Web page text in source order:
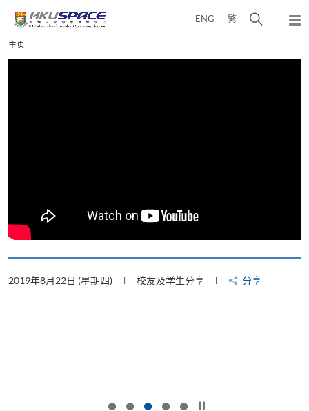
content
ENG 繁
弹
Main
content
主页
2019年8月22日 (星期四) 校友及学生分享 分享